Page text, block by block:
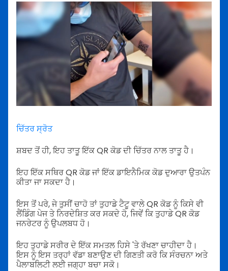
ਚਿੱਤਰ ਸ੍ਰੋਤ
ਸ਼ਬਦ ਤੋਂ ਹੀ, ਇਹ ਤਾਤੂ ਇੱਕ QR ਕੋਡ ਦੀ ਚਿੱਤਰ ਨਾਲ ਤਾਤੂ ਹੈ।
ਇਹ ਇੱਕ ਸਥਿਰ QR ਕੋਡ ਜਾਂ ਇੱਕ ਡਾਇਨੈਮਿਕ ਕੋਡ ਦੁਆਰਾ ਉਤਪੰਨ
ਕੀਤਾ ਜਾ ਸਕਦਾ ਹੈ।
ਇਸ ਤੋਂ ਪਰੇ, ਜੇ ਤੁਸੀਂ ਚਾਹੋ ਤਾਂ ਤੁਹਾਡੇ ਟੈਟੂ ਵਾਲੇ QR ਕੋਡ ਨੂੰ ਕਿਸੇ ਵੀ
ਲੈਂਡਿੰਗ ਪੇਜ ਤੇ ਨਿਰਦੇਸ਼ਿਤ ਕਰ ਸਕਦੇ ਹੋ, ਜਿਵੇਂ ਕਿ ਤੁਹਾਡੇ QR ਕੋਡ
ਜਨਰੇਟਰ ਨੂੰ ਉਪਲਬਧ ਹੋ।
ਇਹ ਤੁਹਾਡੇ ਸਰੀਰ ਦੇ ਇੱਕ ਸਮਤਲ ਹਿਸੇ 'ਤੇ ਰੱਖਣਾ ਚਾਹੀਦਾ ਹੈ।
ਇਸ ਨੂੰ ਇਸ ਤਰ੍ਹਾਂ ਵੱਡਾ ਬਣਾਉਣ ਦੀ ਗਿਣਤੀ ਕਰੋ ਕਿ ਸੰਰਚਨਾ ਅਤੇ
ਪੈਲਾਬਲਿਟੀ ਲਈ ਜਗ੍ਹਾ ਬਚਾ ਸਕੋ।